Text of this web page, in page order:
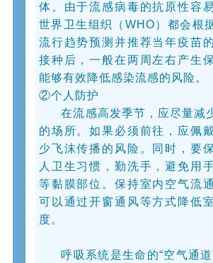
体。由于流感病毒的抗原性容
世界卫生组织（WHO）都会根
流行趋势预测并推荐当年疫苗
接种后，一般在两周左右产生
能够有效降低感染流感的风险。
②个人防护
在流感高发季节，应尽量减
的场所。如果必须前往，应佩
少飞沫传播的风险。同时，要
人卫生习惯，勤洗手，避免用
等黏膜部位。保持室内空气流
可以通过开窗通风等方式降低
度。
呼吸系统是生命的“空气通